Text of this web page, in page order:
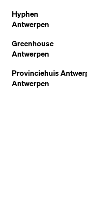
Hyphen
Antwerpen
Greenhouse
Antwerpen
Provinciehuis
Antwerpen